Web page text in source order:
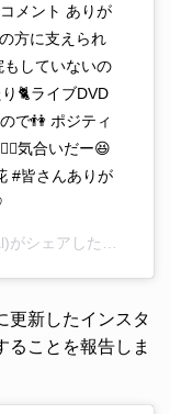
メント ありが
方に支えられ
していないの
🐈ライブDVD
で👫 ポジティ
気合いだー😆
#皆さんありが
ェアした投稿 –
更新したインスタ
ることを報告しま